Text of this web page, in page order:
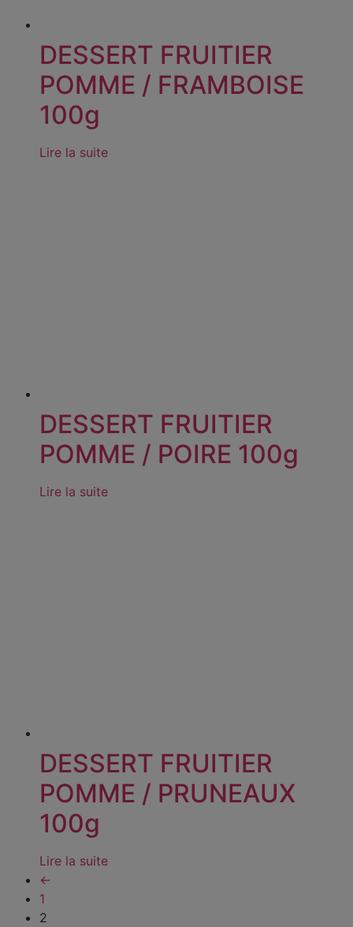
DESSERT FRUITIER
POMME / FRAMBOISE
100g
Lire la suite
DESSERT FRUITIER
POMME / POIRE 100g
Lire la suite
DESSERT FRUITIER
POMME / PRUNEAUX
100g
Lire la suite
←
1
2